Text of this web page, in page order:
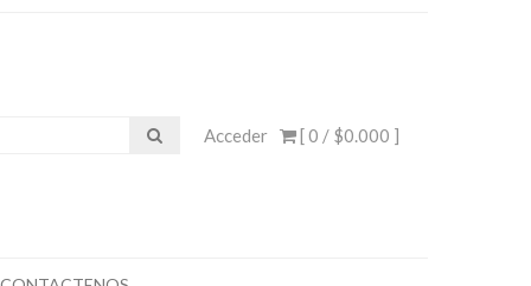
[ 0 / $0.000 ]
Acceder